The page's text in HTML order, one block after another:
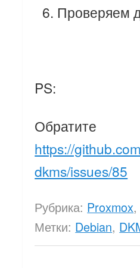
Проверяем
PS:
https://
dkms/issues/85
Рубрика: Proxmox,
Метки: Debian,